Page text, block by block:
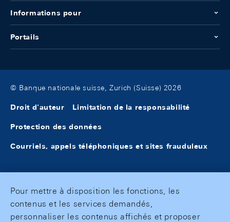
Informations pour
Portails
© Banque nationale suisse, Zurich (Suisse) 2026
Droit d'auteur Limitation de la responsabilité
Protection des données
Courriels, appels téléphoniques et sites frauduleux
Pour mettre à disposition les fonctions, les
contenus et les services demandés,
personnaliser les contenus affichés et proposer